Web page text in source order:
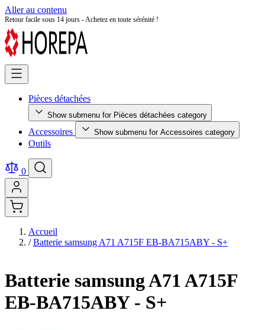
Aller au contenu
Retour facile sous 14 jours - Achetez en toute sérénité !
Pièces détachées
Show submenu for Pièces détachées category
Accessoires Show submenu for Accessoires category
Outils
0
Accueil
/ Batterie samsung A71 A715F EB-BA715ABY - S+
Batterie samsung A71 A715F
EB-BA715ABY - S+